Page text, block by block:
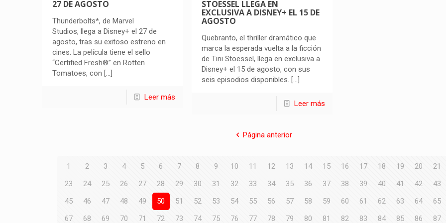
27 DE AGOSTO
Thunderbolts*, de Marvel
Studios, llega a Disney+ el 27 de
agosto, tras su exitoso estreno en
cines. La película tiene el sello
“Certified Fresh®” en Rotten
Tomatoes, con […]
Leer más
STOESSEL LLEGA EN
EXCLUSIVA A DISNEY+ EL 15 DE
AGOSTO
Quebranto, el thriller dramático que
marca la esperada vuelta a la ficción
de Tini Stoessel, llega en exclusiva a
Disney+ el 15 de agosto, con sus
seis episodios disponibles. […]
Leer más
Página anterior
1 2 3 4 5 6 7 8 9 10 11 12 13 14 15 16 17 18 19 20 21
23
24 25 26 27 28 29 30 31 32 33 34 35 36 37 38 39 40 41 42 43
45
46 47 48 49 50 51 52 53 54 55 56 57 58 59 60 61 62 63 64 65
67
68 69 70 71 72 73 74 75 76 77 78 79 80 81 82 83 84 85 86 87